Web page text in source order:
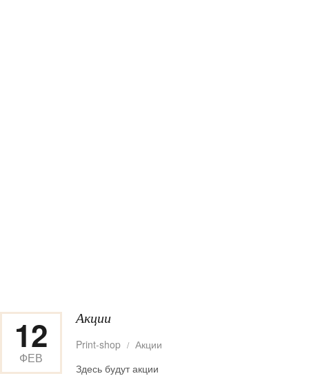
12
ФЕВ
Акции
Print-shop
Акции
Здесь будут акции